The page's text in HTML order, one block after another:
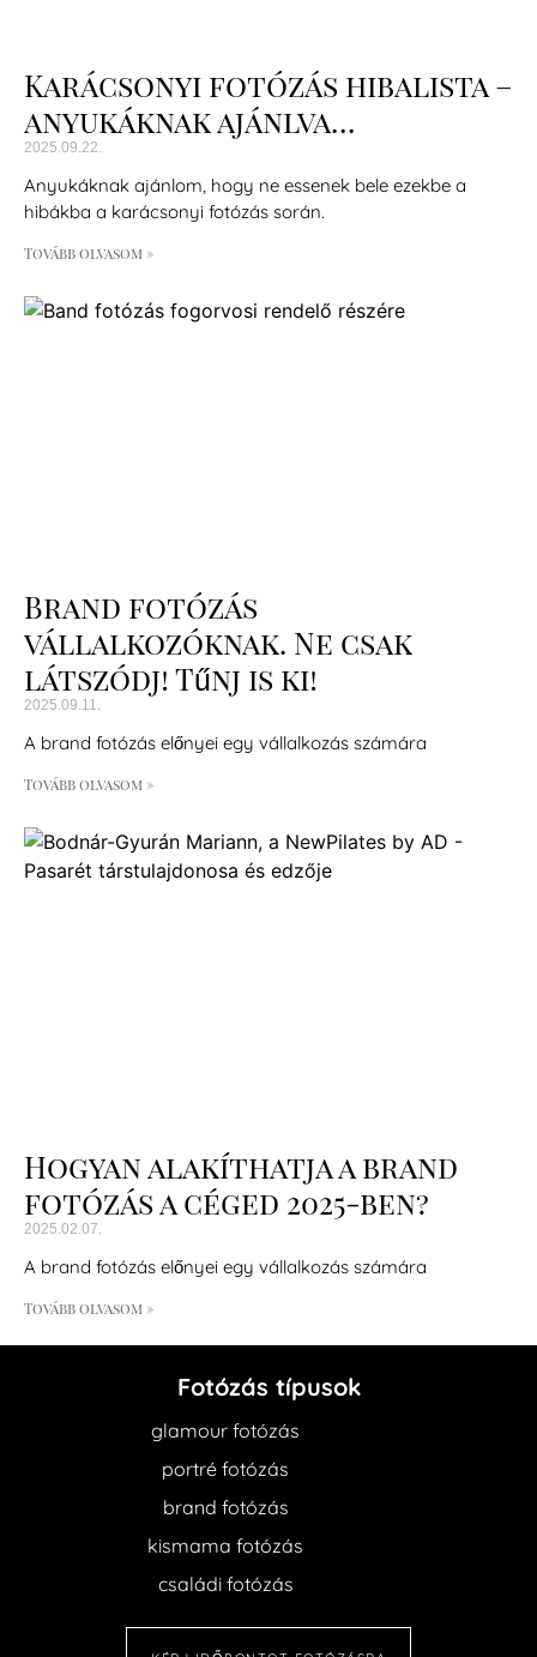
Karácsonyi fotózás hibalista –
anyukáknak ajánlva…
2025.09.22.
Anyukáknak ajánlom, hogy ne essenek bele ezekbe a
hibákba a karácsonyi fotózás során.
Tovább olvasom »
Brand fotózás
vállalkozóknak. Ne csak
látszódj! Tűnj is ki!
2025.09.11.
A brand fotózás előnyei egy vállalkozás számára
Tovább olvasom »
Hogyan alakíthatja a brand
fotózás a céged 2025-ben?
2025.02.07.
A brand fotózás előnyei egy vállalkozás számára
Tovább olvasom »
Fotózás típusok
glamour fotózás
portré fotózás
brand fotózás
kismama fotózás
családi fotózás